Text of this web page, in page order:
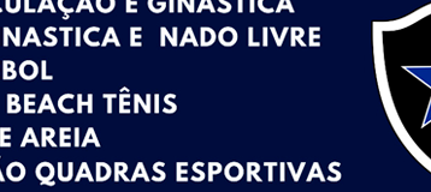
ELETRÔNICO Nº 90091/2025/SUPEL/RO
e questiona apreensão da PF em PVH
Central de Porto Velho
ELETRÔNICO N.º 90136/2026/SUPEL/RO